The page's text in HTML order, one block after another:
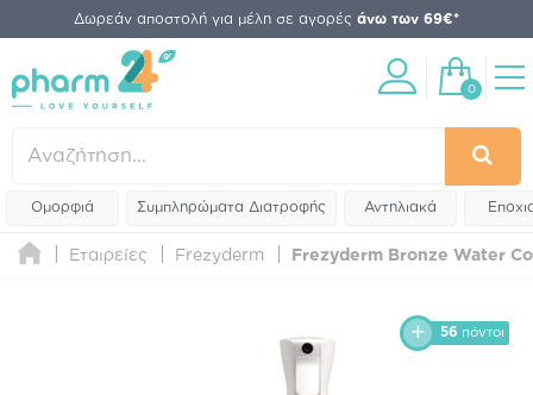
Δωρεάν αποστολή για μέλη σε αγορές άνω των 69€*
0
Ομορφιά Συμπληρώματα Διατροφής Αντηλιακά
Εταιρείες Frezyderm Frezyderm Bronze Water
56 πόντοι